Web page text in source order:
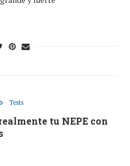
Tests
tu NEPE con